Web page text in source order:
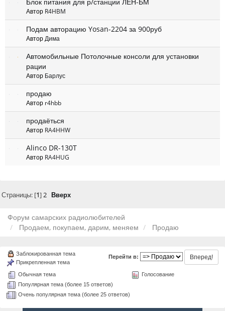
Автор R4HBM
Подам авторацию Yosan-2204 за 900руб
Автор Дима
Автомобильные Потолочные консоли для установки
рации
Автор Барлус
продаю
Автор r4hbb
продаёться
Автор RA4HHW
Alinco DR-130T
Автор RA4HUG
Страницы: [1]2 Вверх
Форум самарских радиолюбителей
Продаем, покупаем, дарим, меняем
Продаю
Перейти в:
Обычная тема
Популярная тема (более 15 ответов)
Очень популярная тема (более 25 ответов)
Заблокированная тема
Прикрепленная тема
Голосование